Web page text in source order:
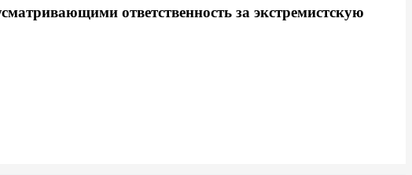
ответственность за экстремистскую